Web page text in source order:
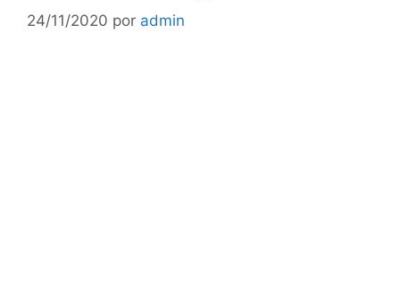
24/11/2020 por admin